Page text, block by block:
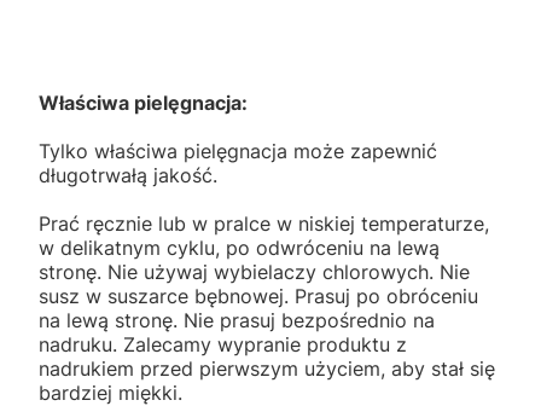
Właściwa pielęgnacja:
Tylko właściwa pielęgnacja może zapewnić
długotrwałą jakość.
Prać ręcznie lub w pralce w niskiej temperaturze,
w delikatnym cyklu, po odwróceniu na lewą
stronę. Nie używaj wybielaczy chlorowych. Nie
susz w suszarce bębnowej. Prasuj po obróceniu
na lewą stronę. Nie prasuj bezpośrednio na
nadruku. Zalecamy wypranie produktu z
nadrukiem przed pierwszym użyciem, aby stał się
bardziej miękki.